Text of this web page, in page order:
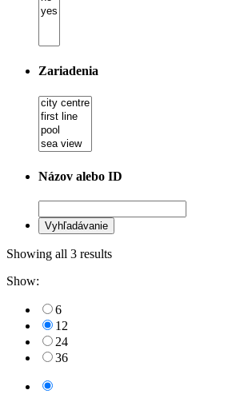
Zariadenia
Názov alebo ID
Showing all 3 results
Show:
6
12
24
36